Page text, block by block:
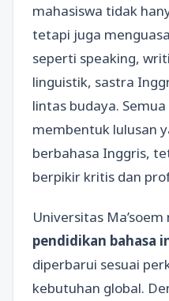
mahasiswa tidak
tetapi juga
seperti speaking,
linguistik, sastra
lintas budaya.
membentuk lulusan
berbahasa Inggris,
berpikir kritis dan
Universitas
pendidikan bahasa
diperbarui sesuai
kebutuhan global.